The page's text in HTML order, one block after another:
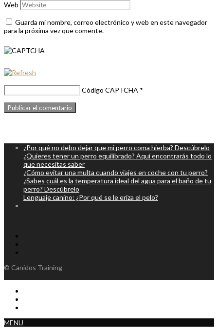
Web
Guarda mi nombre, correo electrónico y web en este navegador
para la próxima vez que comente.
Código CAPTCHA *
¿Por qué no debo dejar que mi perro coma hierba? Descúbrelo
¿Quieres tener un perro equilibrado? Aquí encontrarás todo lo
que necesitas saber
¿Cómo evitar una multa cuando viajes en coche con tu perro?
¿Sabes cuál es la temperatura ideal del agua para el baño de tu
perro? Descúbrelo
Lenguaje canino: ¿Por qué se le eriza el pelo?
© Canidos Training
MENU